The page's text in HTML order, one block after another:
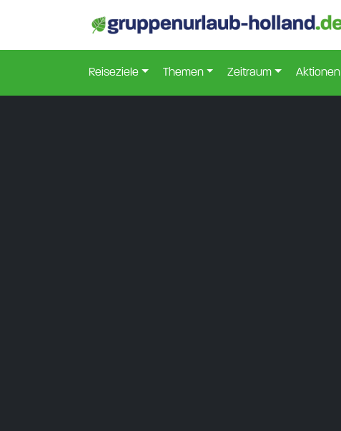
Reiseziele Themen Zeitraum Aktionen